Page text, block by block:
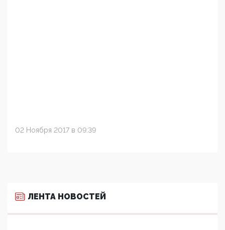
02 Ноября 2017 в 09:39
ЛЕНТА НОВОСТЕЙ